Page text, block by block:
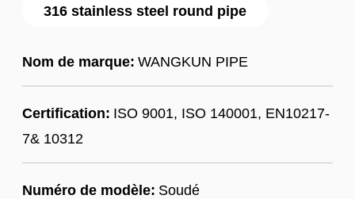
316 stainless steel round pipe
Nom de marque: WANGKUN PIPE
Certification: ISO 9001, ISO 140001, EN10217-
7& 10312
Numéro de modèle: Soudé